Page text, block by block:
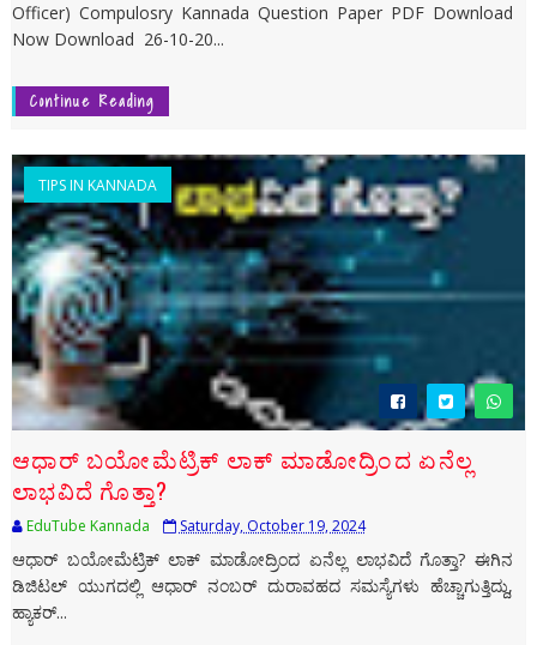
Officer) Compulosry Kannada Question Paper PDF Download
Now Download 26-10-20...
Continue Reading
TIPS IN KANNADA
ಆಧಾರ್ ಬಯೋಮೆಟ್ರಿಕ್ ಲಾಕ್‌ ಮಾಡೋದ್ರಿಂದ ಏನೆಲ್ಲ
ಲಾಭವಿದೆ ಗೊತ್ತಾ?
EduTube Kannada Saturday, October 19, 2024
ಆಧಾರ್ ಬಯೋಮೆಟ್ರಿಕ್ ಲಾಕ್‌ ಮಾಡೋದ್ರಿಂದ ಏನೆಲ್ಲ ಲಾಭವಿದೆ ಗೊತ್ತಾ? ಈಗಿನ
ಡಿಜಿಟಲ್ ಯುಗದಲ್ಲಿ ಆಧಾರ್‌ ನಂಬರ್‌ ದುರಾವಹದ ಸಮಸ್ಯೆಗಳು ಹೆಚ್ಚಾಗುತ್ತಿದ್ದು,
ಹ್ಯಾಕರ್...